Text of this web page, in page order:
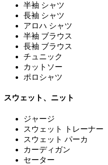
半袖 シャツ
長袖 シャツ
アロハ シャツ
半袖 ブラウス
長袖 ブラウス
チュニック
カットソー
ポロシャツ
スウェット、ニット
ジャージ
スウェット トレーナー
スウェット パーカ
カーディガン
セーター